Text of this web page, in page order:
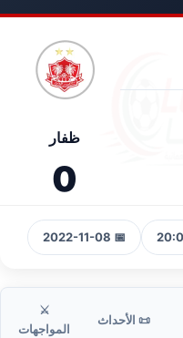
ظفار
0
📅 2022-11-08
📜 الأحداث
⚔️
المواجهات